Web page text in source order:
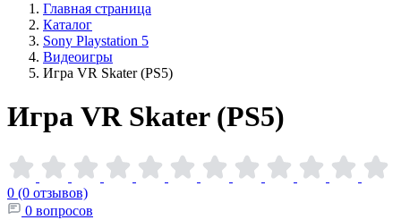
Главная страница
Каталог
Sony Playstation 5
Видеоигры
Игра VR Skater (PS5)
Игра VR Skater (PS5)
0 (0 отзывов)
0 вопросов